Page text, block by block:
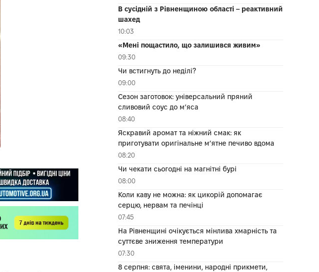
В сусідній з Рівненщиною області – реактивний
шахед
10:03
«Мені пощастило, що залишився живим»
09:30
Чи встигнуть до неділі?
09:00
Сезон заготовок: універсальний пряний
сливовий соус до мʼяса
08:40
Яскравий аромат та ніжний смак: як
приготувати оригінальне м’ятне печиво вдома
08:20
Чи чекати сьогодні на магнітні бурі
08:00
Коли каву не можна: як цикорій допомагає
серцю, нервам та печінці
07:45
На Рівненщині очікується мінлива хмарність та
суттєве зниження температури
07:30
8 серпня: свята, іменини, народні прикмети,